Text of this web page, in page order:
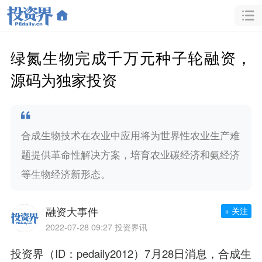
绿氮生物完成千万元种子轮融资，
源码为独家投资
合成生物技术在农业中应用将为世界性农业生产难
题提供革命性解决方案，培育农业碳经济和氨经济
等生物经济新形态。
融资大事件
2022-07-28 09:27 投资界讯
+ 关注
投资界（ID：pedaily2012）7月28日消息，合成生